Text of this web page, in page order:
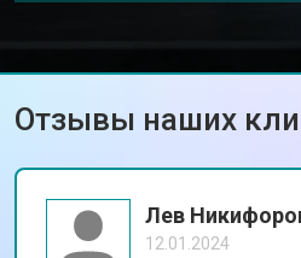
Отзывы наших
Лев
12.01.2024